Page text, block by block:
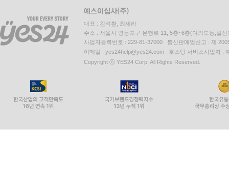
대표 : 김석환, 최세라
주소 : 서울시 영등포구 은행로 11, 5층~6층(여의도동,일신
사업자등록번호 : 229-81-37000 통신판매업신고 : 제
이메일 : yes24help@yes24.com 호스팅 서비스사업자 :
Copyright ⓒ YES24 Corp. All Rights Reserved.